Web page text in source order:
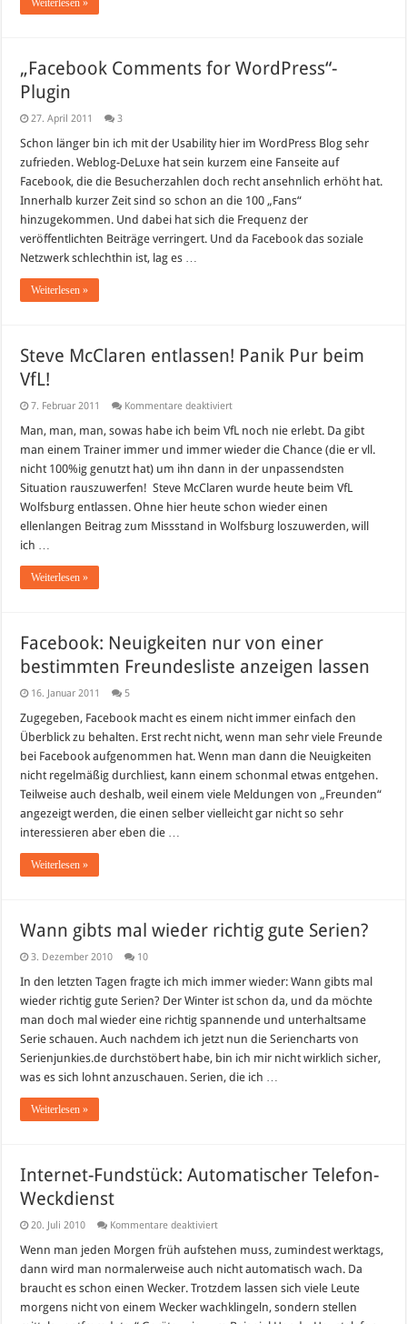
„Facebook Comments for WordPress“-
Plugin
27. April 2011 3
Schon länger bin ich mit der Usability hier im WordPress Blog sehr
zufrieden. Weblog-DeLuxe hat sein kurzem eine Fanseite auf
Facebook, die die Besucherzahlen doch recht ansehnlich erhöht hat.
Innerhalb kurzer Zeit sind so schon an die 100 „Fans“
hinzugekommen. Und dabei hat sich die Frequenz der
veröffentlichten Beiträge verringert. Und da Facebook das soziale
Netzwerk schlechthin ist, lag es …
Weiterlesen »
Steve McClaren entlassen! Panik Pur beim
VfL!
7. Februar 2011 Kommentare deaktiviertfür
McClaren
Panik
Pur
beim
VfL!
Man, man, man, sowas habe ich beim VfL noch nie erlebt. Da gibt
man einem Trainer immer und immer wieder die Chance (die er vll.
nicht 100%ig genutzt hat) um ihn dann in der unpassendsten
Situation rauszuwerfen! Steve McClaren wurde heute beim VfL
Wolfsburg entlassen. Ohne hier heute schon wieder einen
ellenlangen Beitrag zum Missstand in Wolfsburg loszuwerden, will
ich …
Weiterlesen »
Facebook: Neuigkeiten nur von einer
bestimmten Freundesliste anzeigen lassen
16. Januar 2011 5
Zugegeben, Facebook macht es einem nicht immer einfach den
Überblick zu behalten. Erst recht nicht, wenn man sehr viele Freunde
bei Facebook aufgenommen hat. Wenn man dann die Neuigkeiten
nicht regelmäßig durchliest, kann einem schonmal etwas entgehen.
Teilweise auch deshalb, weil einem viele Meldungen von „Freunden“
angezeigt werden, die einen selber vielleicht gar nicht so sehr
interessieren aber eben die …
Weiterlesen »
Wann gibts mal wieder richtig gute Serien?
3. Dezember 2010 10
In den letzten Tagen fragte ich mich immer wieder: Wann gibts mal
wieder richtig gute Serien? Der Winter ist schon da, und da möchte
man doch mal wieder eine richtig spannende und unterhaltsame
Serie schauen. Auch nachdem ich jetzt nun die Seriencharts von
Serienjunkies.de durchstöbert habe, bin ich mir nicht wirklich sicher,
was es sich lohnt anzuschauen. Serien, die ich …
Weiterlesen »
Internet-Fundstück: Automatischer Telefon-
Weckdienst
20. Juli 2010 Kommentare deaktiviertfür
Fundstück:
Automatischer
Telefon-
Weckdienst
Wenn man jeden Morgen früh aufstehen muss, zumindest werktags,
dann wird man normalerweise auch nicht automatisch wach. Da
braucht es schon einen Wecker. Trotzdem lassen sich viele Leute
morgens nicht von einem Wecker wachklingeln, sondern stellen